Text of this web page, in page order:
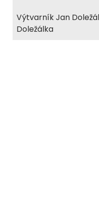
Výtvarník Jan
Doležálka